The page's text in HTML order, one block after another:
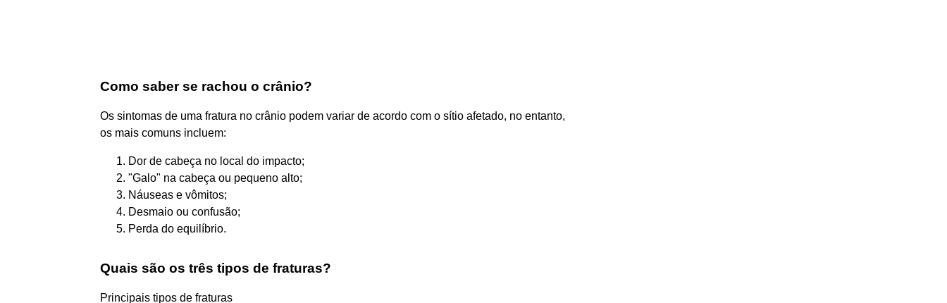
Como saber se rachou o crânio?
Os sintomas de uma fratura no crânio podem variar de acordo com o sítio afetado, no entanto,
os mais comuns incluem:
Dor de cabeça no local do impacto;
"Galo" na cabeça ou pequeno alto;
Náuseas e vômitos;
Desmaio ou confusão;
Perda do equilíbrio.
Quais são os três tipos de fraturas?
Principais tipos de fraturas